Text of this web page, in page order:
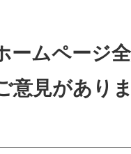
ームページ
意見があり